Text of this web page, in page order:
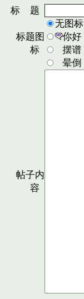
标 题
标题图
标
无图标
你好
摆谱
晕倒
帖子内
容